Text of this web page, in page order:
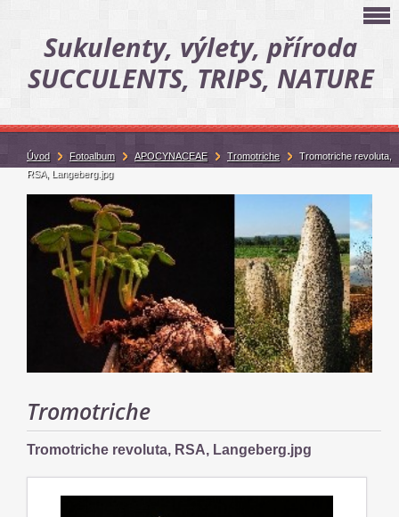
Sukulenty, výlety, příroda
SUCCULENTS, TRIPS, NATURE
Tromotriche
Tromotriche revoluta, RSA, Langeberg.jpg
Úvod Fotoalbum APOCYNACEAE Tromotriche
Tromotriche revoluta,
RSA, Langeberg.jpg